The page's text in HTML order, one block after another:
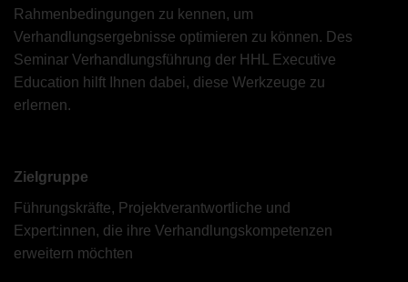
Rahmenbedingungen zu kennen, um
Verhandlungsergebnisse optimieren zu können. Des
Seminar Verhandlungsführung der HHL Executive
Education hilft Ihnen dabei, diese Werkzeuge zu
erlernen.
Zielgruppe
Führungskräfte, Projektverantwortliche und
Expert:innen, die ihre Verhandlungskompetenzen
erweitern möchten